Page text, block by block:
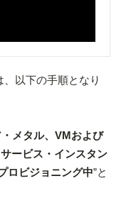
以下の手順となり
メタル、VMおよび
サービス・インスタン
ロビジョニング中”と